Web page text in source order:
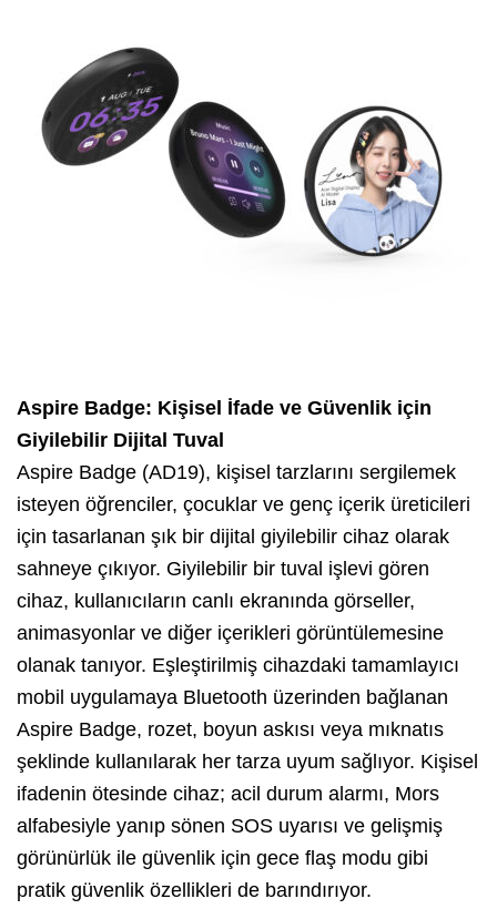
Aspire Badge: Kişisel İfade ve Güvenlik için
Giyilebilir Dijital Tuval
Aspire Badge (AD19), kişisel tarzlarını sergilemek
isteyen öğrenciler, çocuklar ve genç içerik üreticileri
için tasarlanan şık bir dijital giyilebilir cihaz olarak
sahneye çıkıyor. Giyilebilir bir tuval işlevi gören
cihaz, kullanıcıların canlı ekranında görseller,
animasyonlar ve diğer içerikleri görüntülemesine
olanak tanıyor. Eşleştirilmiş cihazdaki tamamlayıcı
mobil uygulamaya Bluetooth üzerinden bağlanan
Aspire Badge, rozet, boyun askısı veya mıknatıs
şeklinde kullanılarak her tarza uyum sağlıyor. Kişisel
ifadenin ötesinde cihaz; acil durum alarmı, Mors
alfabesiyle yanıp sönen SOS uyarısı ve gelişmiş
görünürlük ile güvenlik için gece flaş modu gibi
pratik güvenlik özellikleri de barındırıyor.